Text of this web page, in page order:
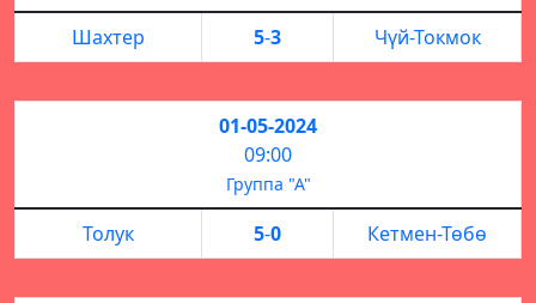
Шахтер 5-3 Чүй-Токмок
01-05-2024
09:00
Группа "А"
Толук 5-0 Кетмен-Төбө